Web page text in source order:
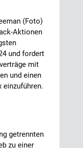
(Foto)
Aktionen
und fordert
mit
und einen
einzuführen.
getrennten
zu einer